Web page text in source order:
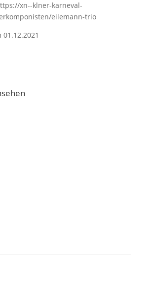
xn--klner-karneval-
eilemann-trio